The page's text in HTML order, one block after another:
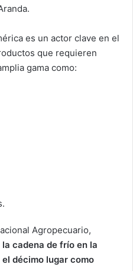
es un actor clave en el
que requieren
gama como:
Agropecuario,
cadena de frío en la
décimo lugar como